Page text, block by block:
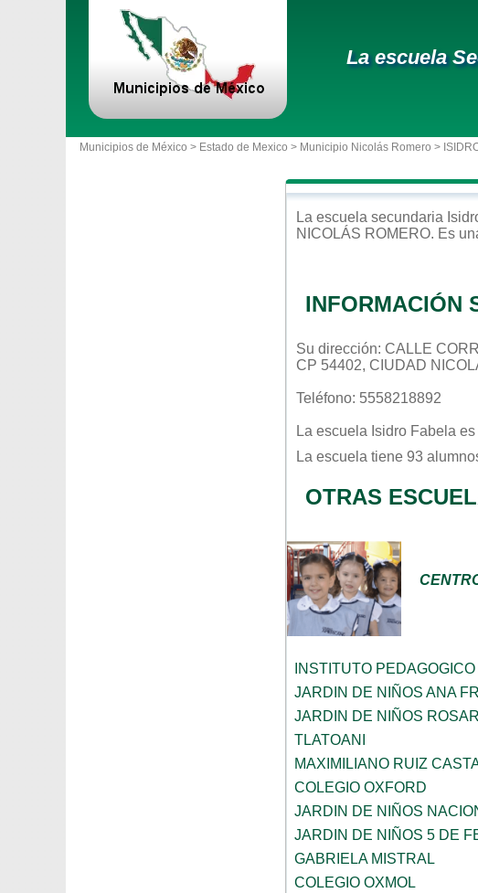
La escuela
Municipios de México > Estado de Mexico > Municipio Nicolás Romero >
La escuela secundaria
NICOLÁS ROMERO. Es
INFORMACIÓN
Su dirección: CALLE
CP 54402, CIUDAD
Teléfono: 5558218892
La escuela Isidro Fabela es
La escuela tiene 93
OTRAS
INSTITUTO
JARDIN DE NIÑOS ANA
JARDIN DE NIÑOS
TLATOANI
MAXIMILIANO RUIZ
COLEGIO OXFORD
JARDIN DE NIÑOS
JARDIN DE NIÑOS 5 DE
GABRIELA MISTRAL
COLEGIO OXMOL